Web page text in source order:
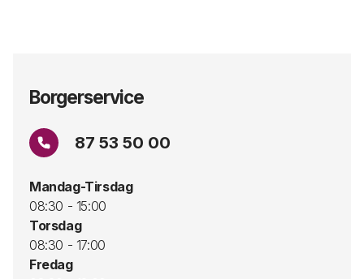
Borgerservice
87 53 50 00
Mandag-Tirsdag
08:30 - 15:00
Torsdag
08:30 - 17:00
Fredag